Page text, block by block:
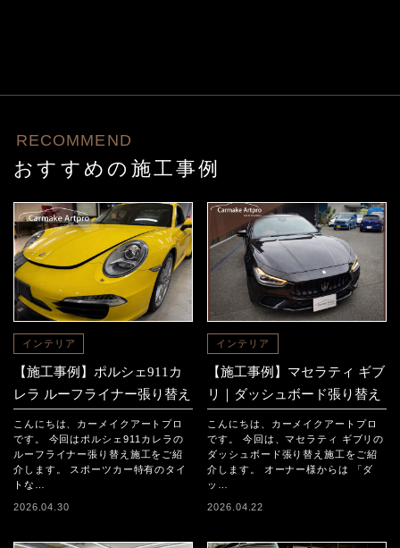
RECOMMEND
おすすめの施工事例
インテリア
【施工事例】ポルシェ911カ
レラ ルーフライナー張り替え
こんにちは、カーメイクアートプロ
です。 今回はポルシェ911カレラの
ルーフライナー張り替え施工をご紹
介します。 スポーツカー特有のタイ
トな…
2026.04.30
インテリア
【施工事例】マセラティ ギブ
リ｜ダッシュボード張り替え
こんにちは、カーメイクアートプロ
です。 今回は、マセラティ ギブリの
ダッシュボード張り替え施工をご紹
介します。 オーナー様からは 「ダ
ッ…
2026.04.22